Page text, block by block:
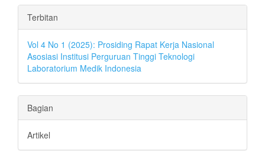
Rincian
Artikel
Terbitan
Vol 4 No 1 (2025): Prosiding Rapat Kerja Nasional
Asosiasi Institusi Perguruan Tinggi Teknologi
Laboratorium Medik Indonesia
Bagian
Artikel